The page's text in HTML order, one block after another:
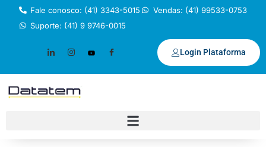
Fale conosco: (41) 3343-5015
Vendas: (41) 99533-0753
Suporte: (41) 9 9746-0015
Login Plataforma